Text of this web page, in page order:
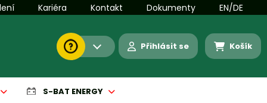
Kariéra Kontakt Dokumenty EN/DE
Přihlásit se Košík
S-BAT ENERGY